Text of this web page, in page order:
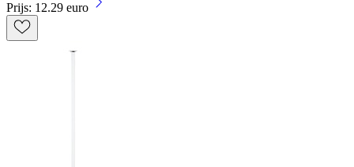
Prijs: 12.29 euro